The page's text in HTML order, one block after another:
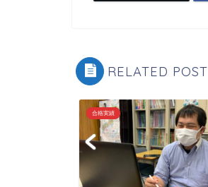
RELATED POST
合格実績